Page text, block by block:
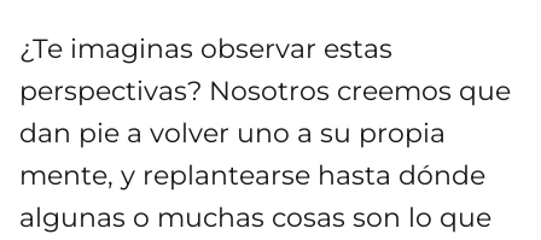
¿Te imaginas observar estas
perspectivas? Nosotros creemos que
dan pie a volver uno a su propia
mente, y replantearse hasta dónde
algunas o muchas cosas son lo que